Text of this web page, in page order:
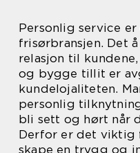
Personlig service
frisørbransjen. Det
relasjon til
og bygge tillit er
kundelojaliteten.
personlig
bli sett og hørt når
Derfor er det viktig
skape en trygg og